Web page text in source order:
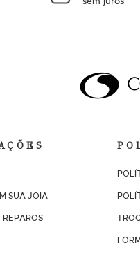
SUA JOIA
REPAROS